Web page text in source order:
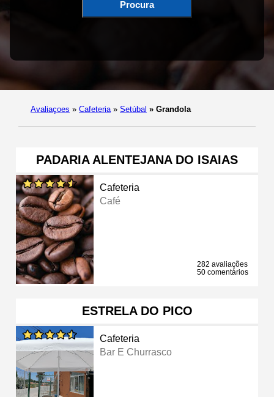
Procura
Avaliaçoes » Cafeteria » Setúbal » Grandola
PADARIA ALENTEJANA DO ISAIAS
Cafeteria
Café
282 avaliações
50 comentários
ESTRELA DO PICO
Cafeteria
Bar E Churrasco